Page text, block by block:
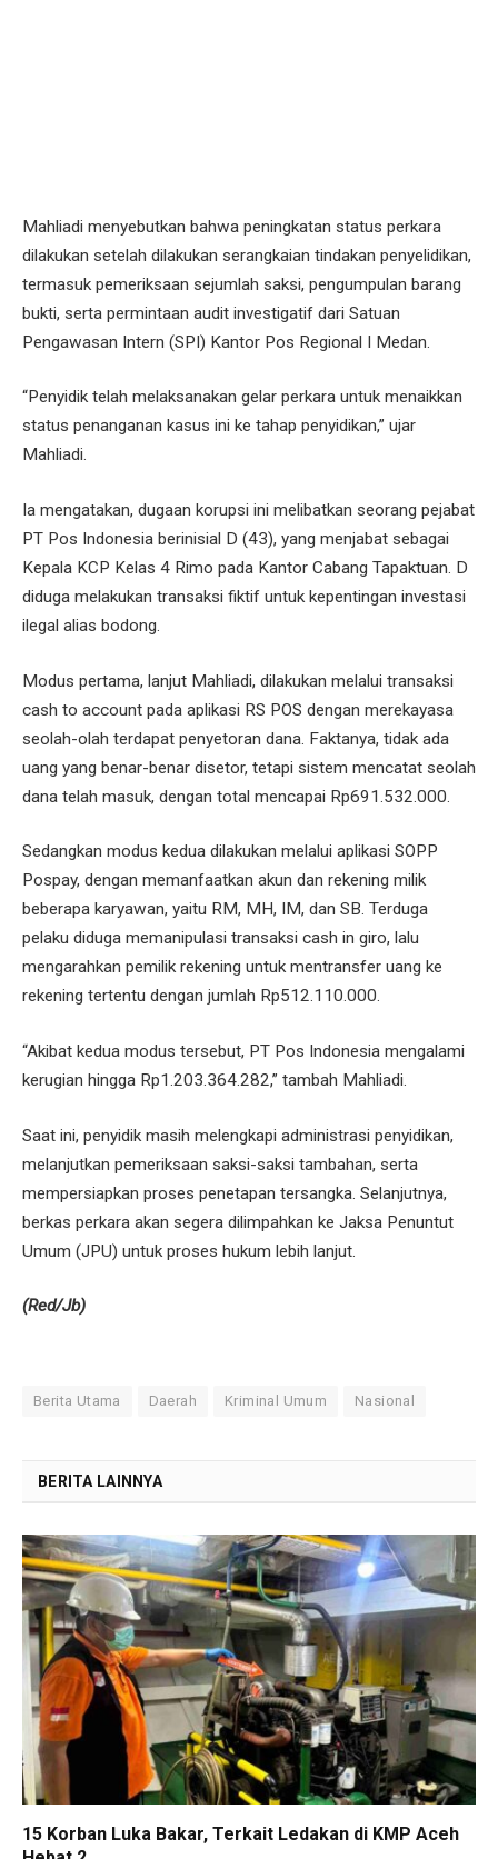
Mahliadi menyebutkan bahwa peningkatan status perkara
dilakukan setelah dilakukan serangkaian tindakan penyelidikan,
termasuk pemeriksaan sejumlah saksi, pengumpulan barang
bukti, serta permintaan audit investigatif dari Satuan
Pengawasan Intern (SPI) Kantor Pos Regional I Medan.
“Penyidik telah melaksanakan gelar perkara untuk menaikkan
status penanganan kasus ini ke tahap penyidikan,” ujar
Mahliadi.
Ia mengatakan, dugaan korupsi ini melibatkan seorang pejabat
PT Pos Indonesia berinisial D (43), yang menjabat sebagai
Kepala KCP Kelas 4 Rimo pada Kantor Cabang Tapaktuan. D
diduga melakukan transaksi fiktif untuk kepentingan investasi
ilegal alias bodong.
Modus pertama, lanjut Mahliadi, dilakukan melalui transaksi
cash to account pada aplikasi RS POS dengan merekayasa
seolah-olah terdapat penyetoran dana. Faktanya, tidak ada
uang yang benar-benar disetor, tetapi sistem mencatat seolah
dana telah masuk, dengan total mencapai Rp691.532.000.
Sedangkan modus kedua dilakukan melalui aplikasi SOPP
Pospay, dengan memanfaatkan akun dan rekening milik
beberapa karyawan, yaitu RM, MH, IM, dan SB. Terduga
pelaku diduga memanipulasi transaksi cash in giro, lalu
mengarahkan pemilik rekening untuk mentransfer uang ke
rekening tertentu dengan jumlah Rp512.110.000.
“Akibat kedua modus tersebut, PT Pos Indonesia mengalami
kerugian hingga Rp1.203.364.282,” tambah Mahliadi.
Saat ini, penyidik masih melengkapi administrasi penyidikan,
melanjutkan pemeriksaan saksi-saksi tambahan, serta
mempersiapkan proses penetapan tersangka. Selanjutnya,
berkas perkara akan segera dilimpahkan ke Jaksa Penuntut
Umum (JPU) untuk proses hukum lebih lanjut.
(Red/Jb)
Berita Utama Daerah Kriminal Umum Nasional
BERITA LAINNYA
15 Korban Luka Bakar, Terkait Ledakan di KMP Aceh